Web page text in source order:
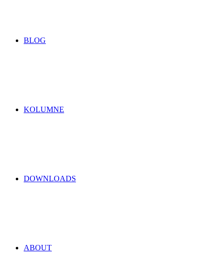
BLOG
KOLUMNE
DOWNLOADS
ABOUT